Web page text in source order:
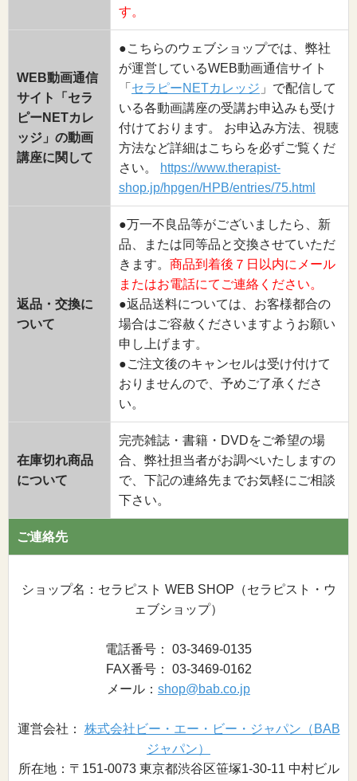
す。
WEB動画通信
サイト「セラ
ピーNETカレ
ッジ」の動画
講座に関して
●こちらのウェブショップでは、弊社
が運営しているWEB動画通信サイト
「 セラピーNETカレッジ 」で配信して
いる各動画講座の受講お申込みも受け
付けております。 お申込み方法、視聴
方法など詳細はこちらを必ずご覧くだ
さい。
https://www.therapist-
shop.jp/hpgen/HPB/entries/75.html
返品・交換に
ついて
●万一不良品等がございましたら、新
品、または同等品と交換させていただ
きます。 商品到着後７日以内にメール
またはお電話にてご連絡ください。
●返品送料については、お客様都合の
場合はご容赦くださいますようお願い
申し上げます。
●ご注文後のキャンセルは受け付けて
おりませんので、予めご了承くださ
い。
在庫切れ商品
について
完売雑誌・書籍・DVDをご希望の場
合、弊社担当者がお調べいたしますの
で、下記の連絡先までお気軽にご相談
下さい。
ご連絡先
ショップ名：セラピスト WEB SHOP（セラピスト・ウ
ェブショップ）
電話番号： 03-3469-0135
FAX番号： 03-3469-0162
メール： shop@bab.co.jp
運営会社： 株式会社ビー・エー・ビー・ジャパン（BAB
ジャパン）
所在地：〒151-0073 東京都渋谷区笹塚1-30-11 中村ビル